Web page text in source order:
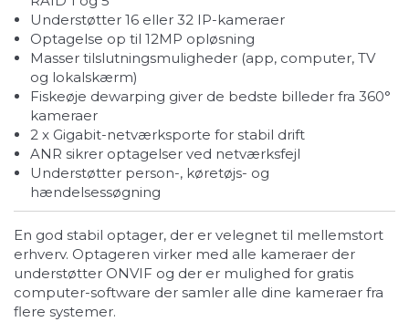
Understøtter 16 eller 32 IP-kameraer
Optagelse op til 12MP opløsning
Masser tilslutningsmuligheder (app, computer, TV
og lokalskærm)
Fiskeøje dewarping giver de bedste billeder fra 360°
kameraer
2 x Gigabit-netværksporte for stabil drift
ANR sikrer optagelser ved netværksfejl
Understøtter person-, køretøjs- og
hændelsessøgning
En god stabil optager, der er velegnet til mellemstort
erhverv. Optageren virker med alle kameraer der
understøtter ONVIF og der er mulighed for gratis
computer-software der samler alle dine kameraer fra
flere systemer.